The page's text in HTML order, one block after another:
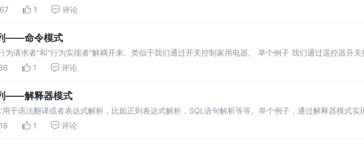
1 评论
——命令模式
为请求者"和"行为实现者"解耦开来。类似于我们通过开关控制家用电器。 举个例子 我们通过遥控器开关
1 评论
——解释器模式
于语法翻译或者表达式解析，比如正则表达式解析，SQL语句解析等等。举个例子，通过解释器模式实
个`Terminal`翻译器
1 评论